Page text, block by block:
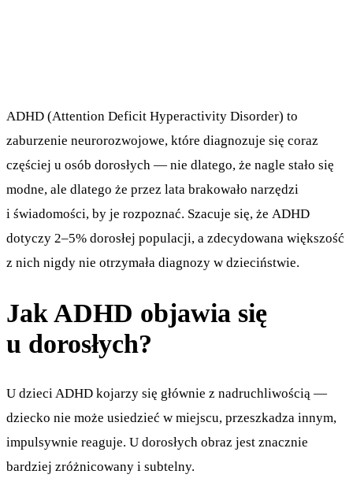
ADHD (Attention Deficit Hyperactivity Disorder) to
zaburzenie neurorozwojowe, które diagnozuje się coraz
częściej u osób dorosłych — nie dlatego, że nagle stało się
modne, ale dlatego że przez lata brakowało narzędzi
i świadomości, by je rozpoznać. Szacuje się, że ADHD
dotyczy 2–5% dorosłej populacji, a zdecydowana większość
z nich nigdy nie otrzymała diagnozy w dzieciństwie.
Jak ADHD objawia się
u dorosłych?
U dzieci ADHD kojarzy się głównie z nadruchliwością —
dziecko nie może usiedzieć w miejscu, przeszkadza innym,
impulsywnie reaguje. U dorosłych obraz jest znacznie
bardziej zróżnicowany i subtelny.